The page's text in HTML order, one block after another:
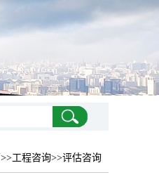
>>工程咨询>>评估咨询